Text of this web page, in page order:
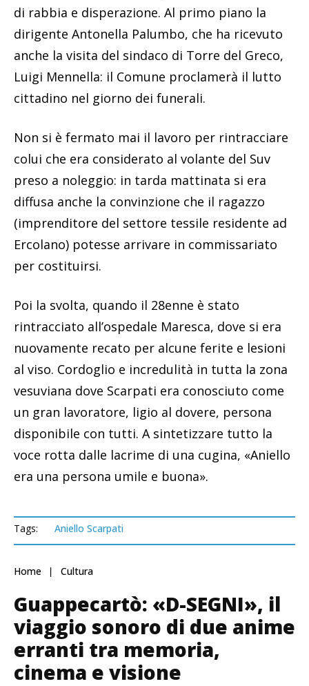
di rabbia e disperazione. Al primo piano la
dirigente Antonella Palumbo, che ha ricevuto
anche la visita del sindaco di Torre del Greco,
Luigi Mennella: il Comune proclamerà il lutto
cittadino nel giorno dei funerali.
Non si è fermato mai il lavoro per rintracciare
colui che era considerato al volante del Suv
preso a noleggio: in tarda mattinata si era
diffusa anche la convinzione che il ragazzo
(imprenditore del settore tessile residente ad
Ercolano) potesse arrivare in commissariato
per costituirsi.
Poi la svolta, quando il 28enne è stato
rintracciato all’ospedale Maresca, dove si era
nuovamente recato per alcune ferite e lesioni
al viso. Cordoglio e incredulità in tutta la zona
vesuviana dove Scarpati era conosciuto come
un gran lavoratore, ligio al dovere, persona
disponibile con tutti. A sintetizzare tutto la
voce rotta dalle lacrime di una cugina, «Aniello
era una persona umile e buona».
Tags: Aniello Scarpati
Home Cultura
Guappecartò: «D-SEGNI», il
viaggio sonoro di due anime
erranti tra memoria,
cinema e visione